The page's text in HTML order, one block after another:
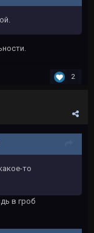
2
то
в гроб